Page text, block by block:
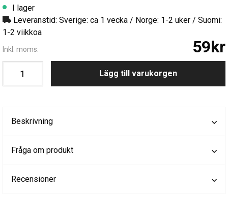
I lager
Leveranstid: Sverige: ca 1 vecka / Norge: 1-2 uker / Suomi:
1-2 viikkoa
Inkl. moms: 59kr
Lägg till varukorgen
Beskrivning
Fråga om produkt
Recensioner